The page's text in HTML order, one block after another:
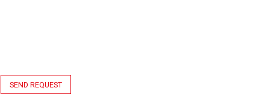
SEND REQUEST